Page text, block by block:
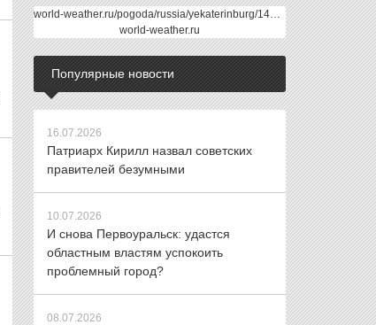
world-weather.ru/pogoda/russia/yekaterinburg/14days/
world-weather.ru
Популярные новости
16.07.2026
Патриарх Кирилл назвал советских
правителей безумными
10.07.2026
И снова Первоуральск: удастся
областным властям успокоить
проблемный город?
08.07.2026